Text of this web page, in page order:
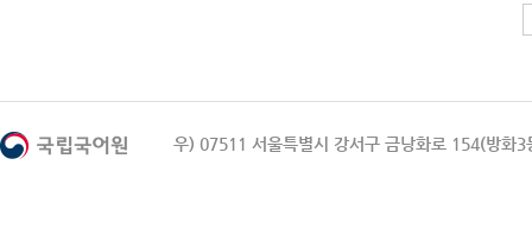
우) 07511 서울특별시 강서구 금낭화로 154(방화3